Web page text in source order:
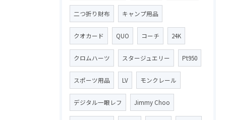
二つ折り財布 キャンプ用品
クオカード QUO コーチ 24K
クロムハーツ スタージュエリー Pt950
スポーツ用品 LV モンクレール
デジタル一眼レフ Jimmy Choo